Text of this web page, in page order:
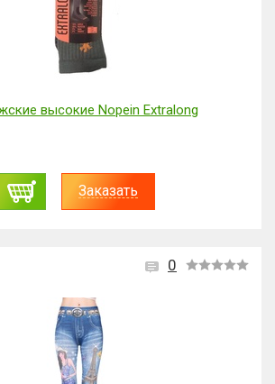
высокие Nopein Extralong
Заказать
0